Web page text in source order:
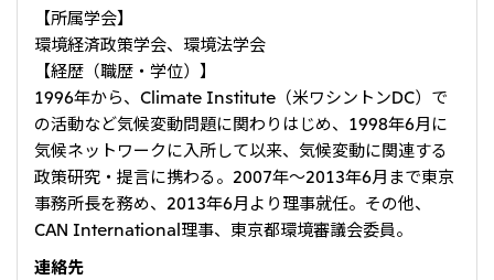
大洋州
豪州三井物産株式会社
【所属学会】
環境経済政策学会、環境法学会
【経歴（職歴・学位）】
1996年から、Climate Institute（米ワシントンDC）で
の活動など気候変動問題に関わりはじめ、1998年6月に
気候ネットワークに入所して以来、気候変動に関連する
政策研究・提言に携わる。2007年～2013年6月まで東京
事務所長を務め、2013年6月より理事就任。その他、
CAN International理事、東京都環境審議会委員。
連絡先